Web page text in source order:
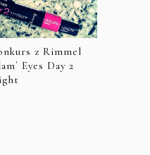
z Rimmel
Eyes Day 2